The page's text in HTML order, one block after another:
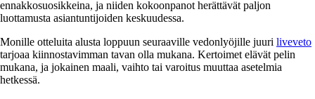
ennakkosuosikkeina, ja niiden kokoonpanot herättävät paljon
luottamusta asiantuntijoiden keskuudessa.
Monille otteluita alusta loppuun seuraaville vedonlyöjille juuri liveveto
tarjoaa kiinnostavimman tavan olla mukana. Kertoimet elävät pelin
mukana, ja jokainen maali, vaihto tai varoitus muuttaa asetelmia
hetkessä.